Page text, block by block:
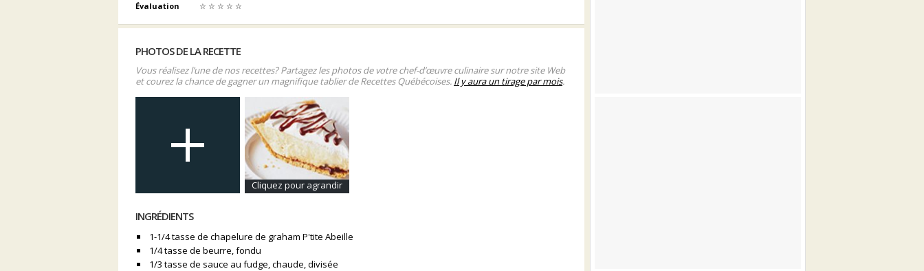
Évaluation
☆ ☆ ☆ ☆ ☆
PHOTOS DE LA RECETTE
Vous réalisez l’une de nos recettes? Partagez les photos de votre chef-d’œuvre culinaire sur notre site Web
et courez la chance de gagner un magnifique tablier de Recettes Québécoises. Il y aura un tirage par mois.
Cliquez pour agrandir
INGRÉDIENTS
1-1/4 tasse de chapelure de graham P'tite Abeille
1/4 tasse de beurre, fondu
1/3 tasse de sauce au fudge, chaude, divisée